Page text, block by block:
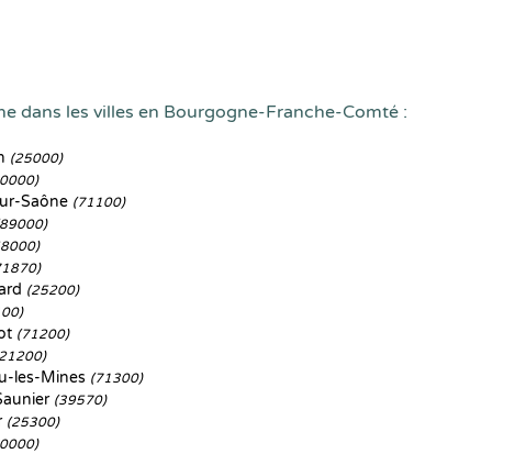
dans les villes en Bourgogne-Franche-Comté :
(25000)
Saône (71100)
(25200)
(71200)
les-Mines (71300)
(39570)
(25300)